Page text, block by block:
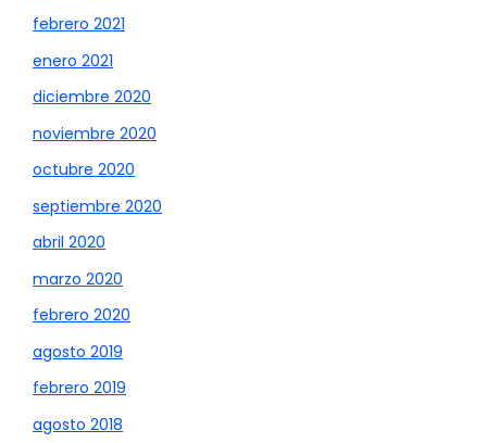
febrero 2021
enero 2021
diciembre 2020
noviembre 2020
octubre 2020
septiembre 2020
abril 2020
marzo 2020
febrero 2020
agosto 2019
febrero 2019
agosto 2018